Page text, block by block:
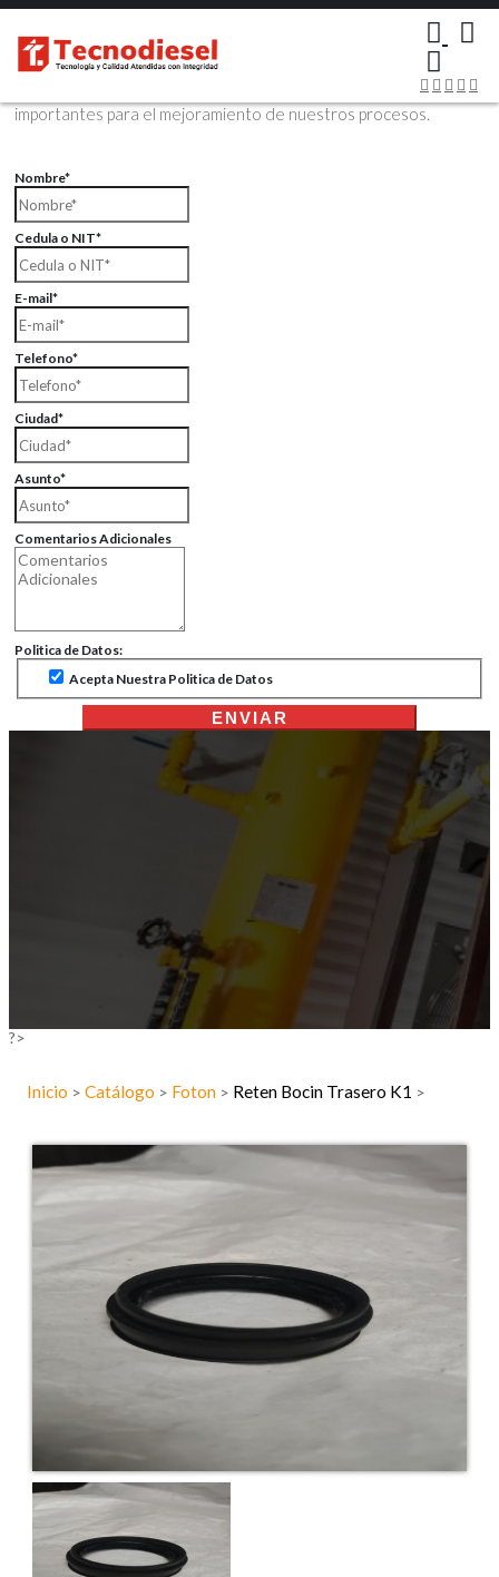
Contáctenos Vía Email
Envíenos sus datos con sus comentarios, sus opiniones son muy
importantes para el mejoramiento de nuestros procesos.
Nombre*
Cedula o NIT*
E-mail*
Telefono*
Ciudad*
Asunto*
Comentarios Adicionales
Politica de Datos:
Acepta Nuestra Politica de Datos
ENVIAR
?>
Inicio > Catálogo > Foton > Reten Bocin Trasero K1 >